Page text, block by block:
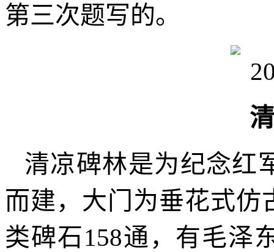
第三次题写的。
清凉碑林是为纪念红
而建，大门为垂花式仿
类碑石158通，有毛泽